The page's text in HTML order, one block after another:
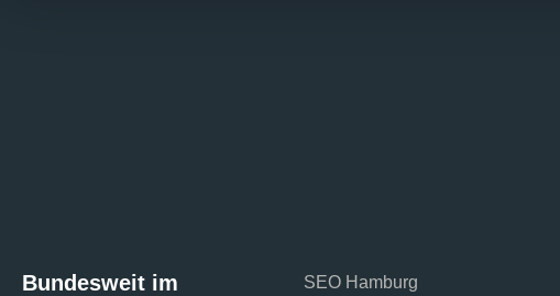
Bundesweit im
SEO Hamburg